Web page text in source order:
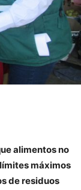
alimentos no
máximos
de residuos